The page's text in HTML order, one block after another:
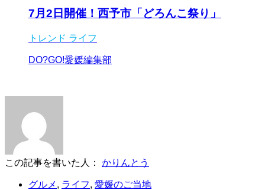
7月2日開催！西予市「どろんこ祭り」
トレンド ライフ
DO?GO!愛媛編集部
この記事を書いた人： かりんとう
グルメ , ライフ, 愛媛のご当地